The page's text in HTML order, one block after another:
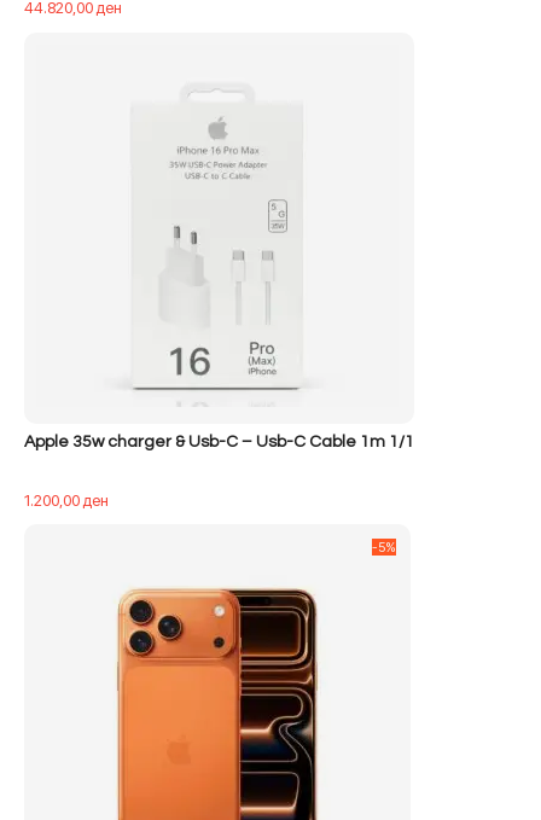
44.820,00ден
Apple 35w charger & Usb-C – Usb-C Cable 1m 1/1
1.200,00ден
-5%